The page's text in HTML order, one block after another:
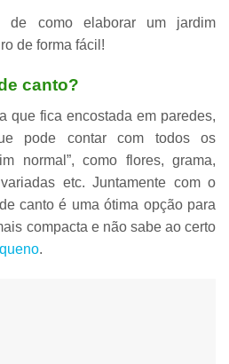
de como elaborar um jardim
de forma fácil!
canto?
que fica encostada em paredes,
pode contar com todos os
normal”, como flores, grama,
etc. Juntamente com o
canto é umaótima opção para
compacta e não sabe ao certo
.